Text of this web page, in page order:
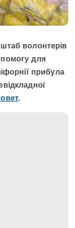
волонтерів
для
прибула
.